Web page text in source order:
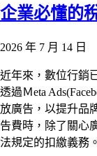
企業必懂的
2026 年 7 月 14 日
近年來，數位行銷
透過Ｍeta
放廣告，以提升品
告費時，除了關心
法規定的扣繳義務。